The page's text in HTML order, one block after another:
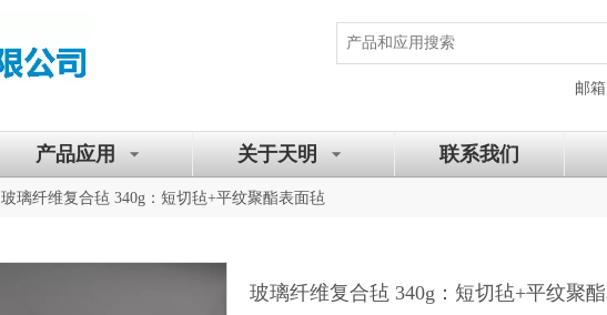
邮
产品应用 关于天明 联系我们
玻璃纤维复合毡 340g：短切毡+平纹聚酯表面毡
玻璃纤维复合毡 340g：短切毡+平纹聚